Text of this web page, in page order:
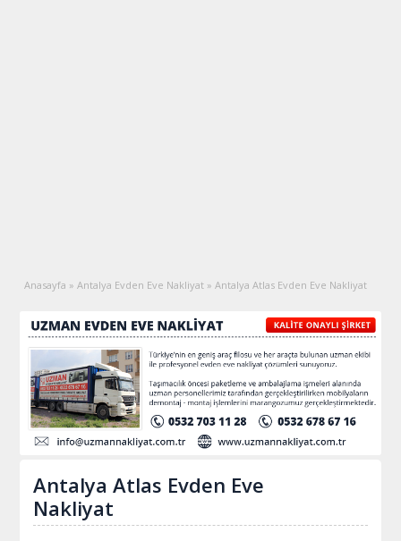
Anasayfa » Antalya Evden Eve Nakliyat » Antalya Atlas Evden Eve Nakliyat
Antalya Atlas Evden Eve
Nakliyat